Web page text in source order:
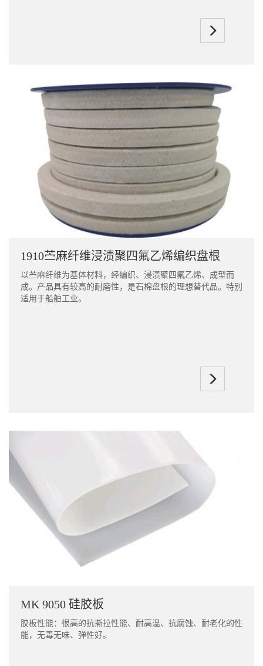
1910苎麻纤维浸渍聚四氟乙烯编织盘根
以苎麻纤维为基体材料，经编织、浸渍聚四氟乙烯、成型而
成。产品具有较高的耐磨性，是石棉盘根的理想替代品。特别
适用于船舶工业。
MK 9050 硅胶板
胶板性能：很高的抗撕拉性能、耐高温、抗腐蚀、耐老化的性
能，无毒无味、弹性好。